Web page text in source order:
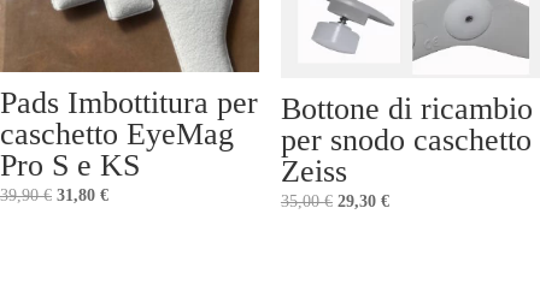
Pads Imbottitura per
caschetto EyeMag
Pro S e KS
39,90€ Il
31,80 €Il
Bottone di ricambio
per snodo caschetto
Zeiss
35,00€ Il
29,30 €Il